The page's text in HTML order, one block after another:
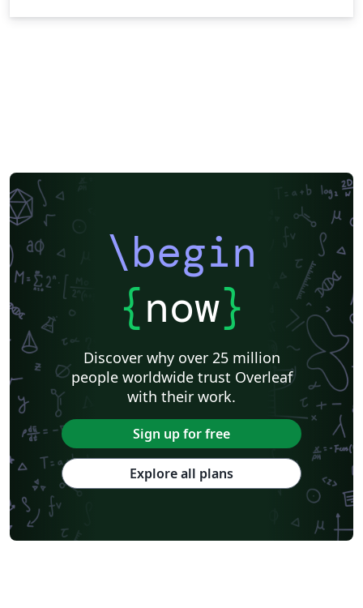
\begin
{now}
Discover why over 25 million
people worldwide trust Overleaf
with their work.
Sign up for free
Explore all plans